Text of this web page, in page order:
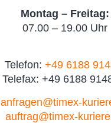
Montag – Freitag:
07.00 – 19.00 Uhr
Telefon: +49 6188
Telefax: +49 6188
anfragen@timex-
auftrag@timex-